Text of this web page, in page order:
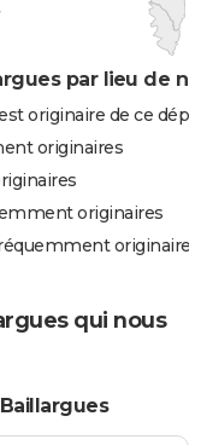
par lieu de
originaire de ce
originaires
originaires
originaires
qui nous